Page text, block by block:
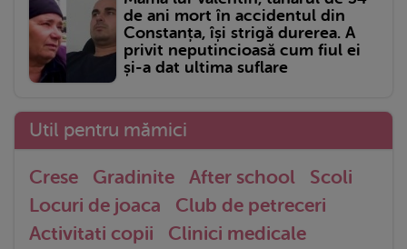
de ani mort în accidentul din
Constanța, își strigă durerea. A
privit neputincioasă cum fiul ei
și-a dat ultima suflare
Util pentru mămici
Crese Gradinite After school
Scoli
Locuri de joaca
Club de petreceri
Activitati copii
Clinici medicale